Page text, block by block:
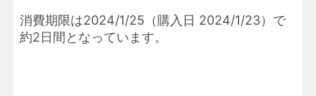
消費期限は2024/1/25（購入日 2024/1/23）で
約2日間となっています。